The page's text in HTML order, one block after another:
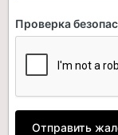
Проверка
Отправить